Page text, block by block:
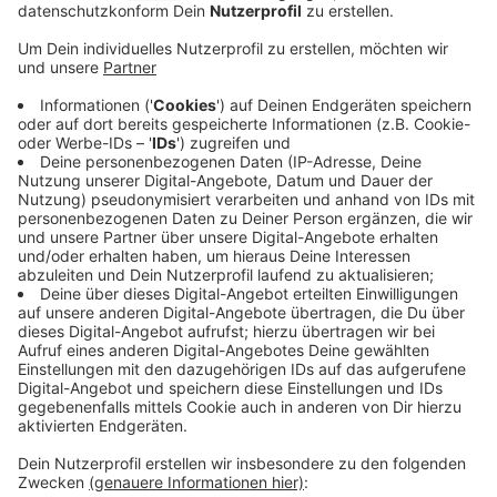
Wie eine Recherche der Westdeutschen Allgemeinen
Zeitung zeigt, bauen immer mehr Banken ihre
Geldautomaten ab. Der Grund ist vor allem die Gefahr
durch Automatensprenger. Gerade hier bei uns
schlagen die aus den Niederlanden operierenden
Banden besonders häufig zu - oft mit verheerenden
Schäden an den Gebäuden. In Absprache mit den
Sicherheitsbehörden werden manche besonders
gefährdete Standorte deshalb vorsorglich
geschlossen, berichtet die WAZ. Andere Automaten
fallen durch Filialschließungen weg oder sind nachts
für Kunden nicht mehr erreichbar. Allein die Sparkasse
im Rheinland hat demnach seit 2015 hunderte
Geldautomaten hier in der Region aufgegeben.
Anzeige